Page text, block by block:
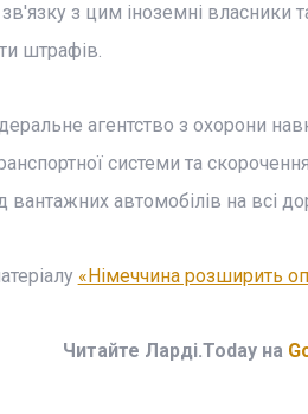
з цим іноземні власники
штрафів.
агентство з охорони
системи та
автомобілів на всі
«Німеччина розширить
Читайте Ларді.Today на